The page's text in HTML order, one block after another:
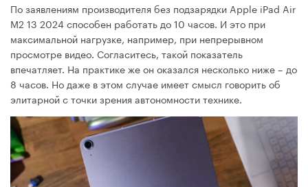
По заявлениям производителя без подзарядки Apple iPad Air
М2 13 2024 способен работать до 10 часов. И это при
максимальной нагрузке, например, при непрерывном
просмотре видео. Согласитесь, такой показатель
впечатляет. На практике же он оказался несколько ниже – до
8 часов. Но даже в этом случае имеет смысл говорить об
элитарной с точки зрения автономности технике.